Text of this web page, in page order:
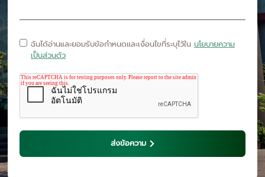
ฉันได้อ่านและยอมรับข้อกำหนดและเงื่อนไขที่ระบุไว้ในนโยบายความ
เป็นส่วนตัว
ส่งข้อความ